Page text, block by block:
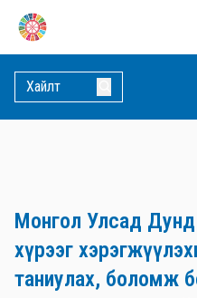
Монгол Улсад Дунд
хүрээг
таниулах, боломж